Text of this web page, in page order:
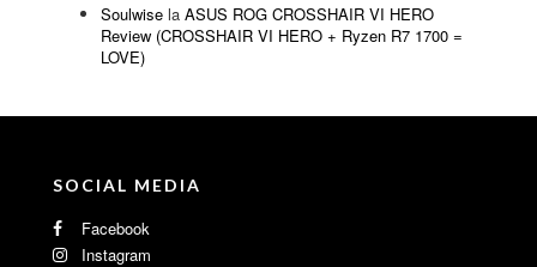
Soulwise la ASUS ROG CROSSHAIR VI HERO
Review (CROSSHAIR VI HERO + Ryzen R7 1700 =
LOVE)
SOCIAL MEDIA
Facebook
Instagram